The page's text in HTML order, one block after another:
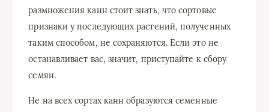
размножения канн стоит знать, что сортовые
признаки у последующих растений, полученных
таким способом, не сохраняются. Если это не
останавливает вас, значит, приступайте к сбору
семян.
Не на всех сортах канн образуются семенные